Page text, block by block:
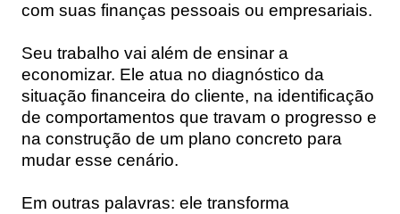
com suas finanças pessoais ou empresariais.
Seu trabalho vai além de ensinar a
economizar. Ele atua no diagnóstico da
situação financeira do cliente, na identificação
de comportamentos que travam o progresso e
na construção de um plano concreto para
mudar esse cenário.
Em outras palavras: ele transforma